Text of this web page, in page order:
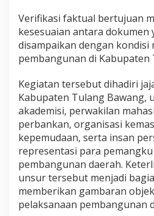
e
r
i
f
i
a
s
i
F
a
k
t
u
a
l
P
P
Verifikasi faktual bertujuan
kesesuaian antara dokumen
disampaikan dengan kondisi
pembangunan di Kabupaten
Kegiatan tersebut dihadiri
Kabupaten Tulang Bawang,
akademisi, perwakilan
perbankan, organisasi
kepemudaan, serta insan
representasi para
pembangunan daerah.
unsur tersebut menjadi
memberikan gambaran
pelaksanaan pembangunan